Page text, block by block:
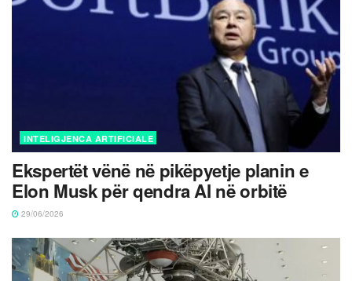
INTELIGJENCA ARTIFICIALE
Ekspertët vënë në pikëpyetje planin e
Elon Musk për qendra AI në orbitë
29/06/2026